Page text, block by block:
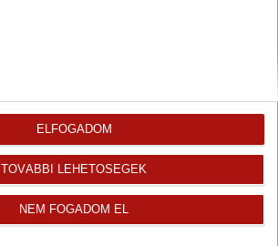
TOVÁBBI LEHETŐSÉGEK
NEM FOGADOM EL
ELFOGADOMÉrtékbecslés
Energetikai tanúsítvány
Adatvédelmi beállítások
Panaszkezelési tájékoztató